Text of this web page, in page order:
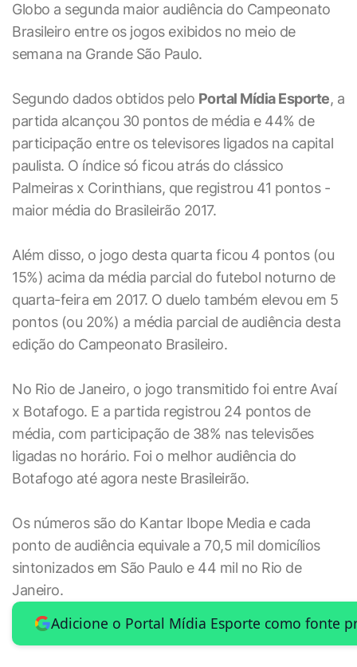
Globo a segunda maior audiência do Campeonato
Brasileiro entre os jogos exibidos no meio de
semana na Grande São Paulo.
Segundo dados obtidos pelo Portal Mídia Esporte, a
partida alcançou 30 pontos de média e 44% de
participação entre os televisores ligados na capital
paulista. O índice só ficou atrás do clássico
Palmeiras x Corinthians, que registrou 41 pontos -
maior média do Brasileirão 2017.
Além disso, o jogo desta quarta ficou 4 pontos (ou
15%) acima da média parcial do futebol noturno de
quarta-feira em 2017. O duelo também elevou em 5
pontos (ou 20%) a média parcial de audiência desta
edição do Campeonato Brasileiro.
No Rio de Janeiro, o jogo transmitido foi entre Avaí
x Botafogo. E a partida registrou 24 pontos de
média, com participação de 38% nas televisões
ligadas no horário. Foi o melhor audiência do
Botafogo até agora neste Brasileirão.
Os números são do Kantar Ibope Media e cada
ponto de audiência equivale a 70,5 mil domicílios
sintonizados em São Paulo e 44 mil no Rio de
Janeiro.
Adicione o Portal Mídia Esporte como fonte